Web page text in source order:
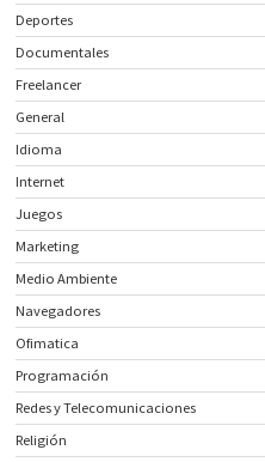
Deportes
Documentales
Freelancer
General
Idioma
Internet
Juegos
Marketing
Medio Ambiente
Navegadores
Ofimatica
Programación
Redes y Telecomunicaciones
Religión